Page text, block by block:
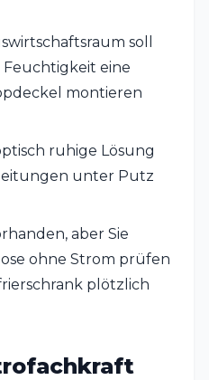
soll
eine
montieren
ruhige Lösung
unter Putz
aber Sie
ohne Strom prüfen
plötzlich